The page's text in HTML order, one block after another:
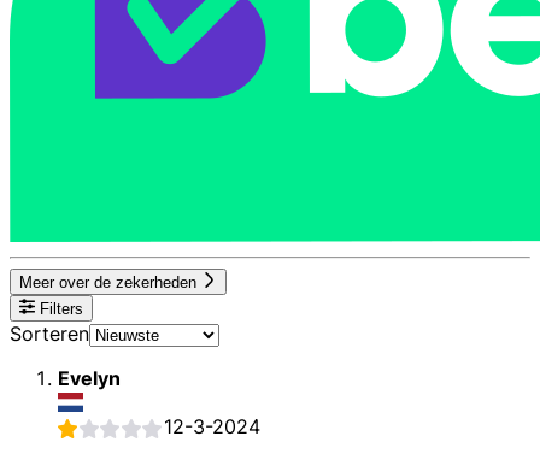
Meer over de zekerheden
Filters
Sorteren
Evelyn
12-3-2024